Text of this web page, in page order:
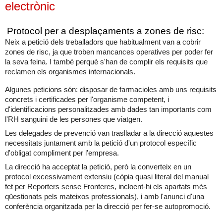
electrònic
Protocol per a desplaçaments a zones de risc:
Neix a petició dels treballadors que habitualment van a cobrir
zones de risc, ja que troben mancances operatives per poder fer
la seva feina. I també perquè s'han de complir els requisits que
reclamen els organismes internacionals.
Algunes peticions són: disposar de farmacioles amb uns requisits
concrets i certificades per l'organisme competent, i
d'identificacions personalitzades amb dades tan importants com
l'RH sanguini de les persones que viatgen.
Les delegades de prevenció van traslladar a la direcció aquestes
necessitats juntament amb la petició d'un protocol específic
d'obligat compliment per l'empresa.
La direcció ha acceptat la petició, però la converteix en un
protocol excessivament extensiu (còpia quasi literal del manual
fet per Reporters sense Fronteres, incloent-hi els apartats més
qüestionats pels mateixos professionals), i amb l'anunci d'una
conferència organitzada per la direcció per fer-se autopromoció.